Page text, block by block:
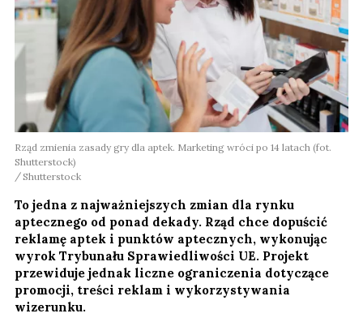
Rząd zmienia zasady gry dla aptek. Marketing wróci po 14 latach (fot.
Shutterstock)
Shutterstock
To jedna z najważniejszych zmian dla rynku
aptecznego od ponad dekady. Rząd chce dopuścić
reklamę aptek i punktów aptecznych, wykonując
wyrok Trybunału Sprawiedliwości UE. Projekt
przewiduje jednak liczne ograniczenia dotyczące
promocji, treści reklam i wykorzystywania
wizerunku.